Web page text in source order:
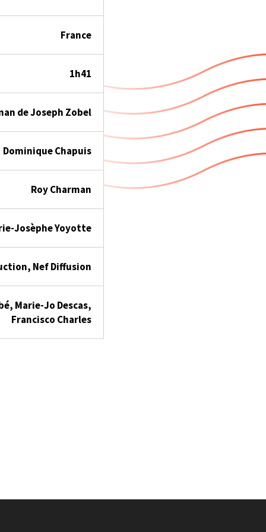
France
1h41
de Joseph Zobel
Dominique Chapuis
Roy Charman
Josèphe Yoyotte
Nef Diffusion
Marie-Jo Descas,
Francisco Charles